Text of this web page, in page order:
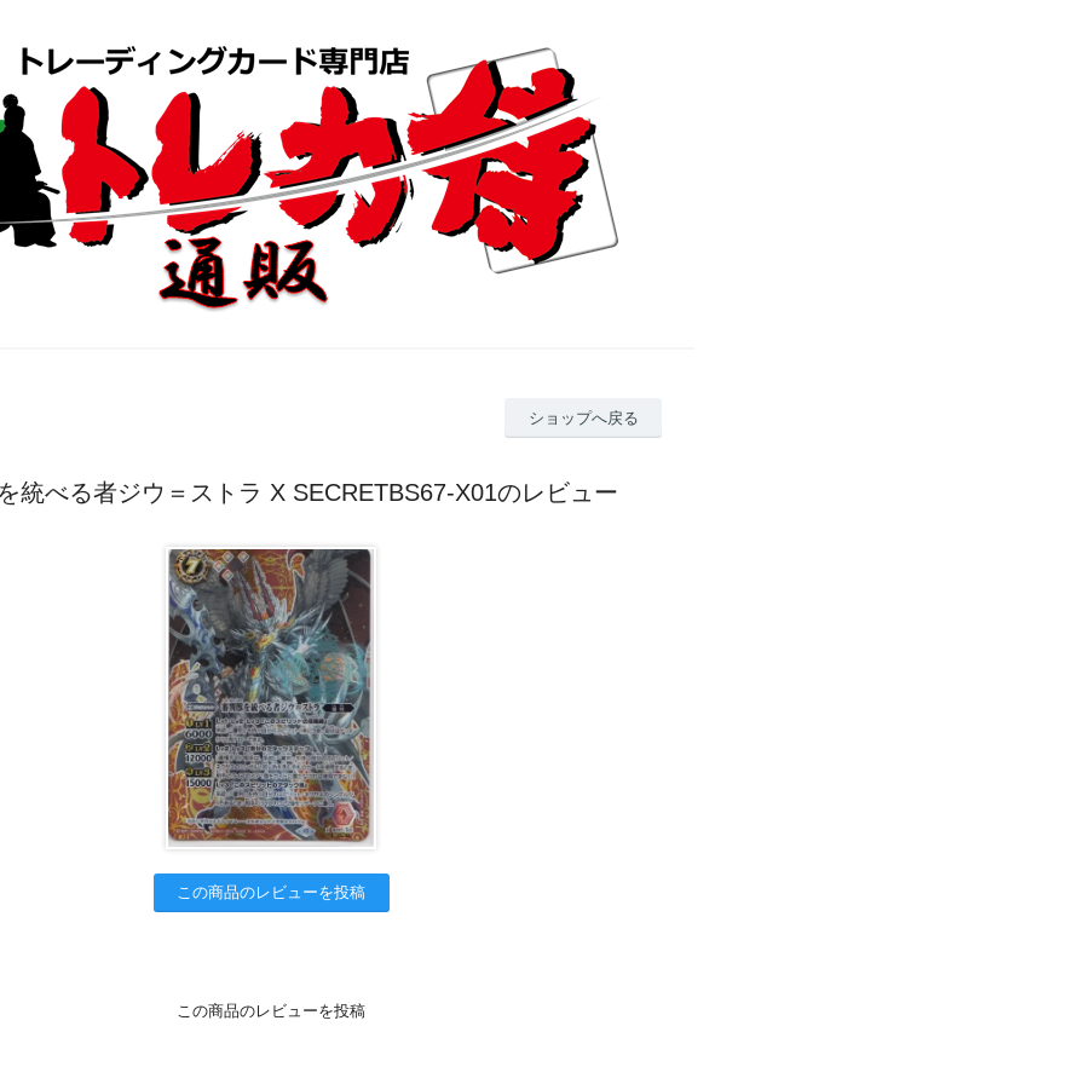
ショップへ戻る
統べる者ジウ＝ストラ X SECRETBS67-X01のレビュー
この商品のレビューを投稿
この商品のレビューを投稿